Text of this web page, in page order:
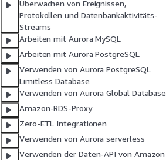
Überwachen von Ereignissen,
Protokollen und Datenbankaktivitäts-
Streams
Arbeiten mit Aurora MySQL
Arbeiten mit Aurora PostgreSQL
Verwenden von Aurora PostgreSQL
Limitless Database
Verwenden von Aurora Global Database
Amazon-RDS-Proxy
Zero-ETL Integrationen
Verwenden von Aurora serverless
Verwenden der Daten-API von Amazon